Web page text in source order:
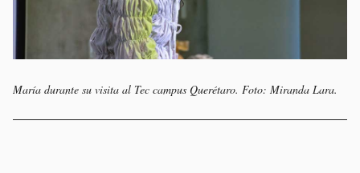
María durante su visita al Tec campus Querétaro. Foto: Miranda Lara.